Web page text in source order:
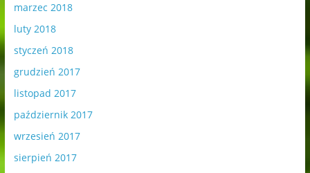
marzec 2018
luty 2018
styczeń 2018
grudzień 2017
listopad 2017
październik 2017
wrzesień 2017
sierpień 2017